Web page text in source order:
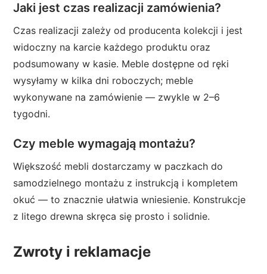
Jaki jest czas realizacji zamówienia?
Czas realizacji zależy od producenta kolekcji i jest
widoczny na karcie każdego produktu oraz
podsumowany w kasie. Meble dostępne od ręki
wysyłamy w kilka dni roboczych; meble
wykonywane na zamówienie — zwykle w 2–6
tygodni.
Czy meble wymagają montażu?
Większość mebli dostarczamy w paczkach do
samodzielnego montażu z instrukcją i kompletem
okuć — to znacznie ułatwia wniesienie. Konstrukcje
z litego drewna skręca się prosto i solidnie.
Zwroty i reklamacje